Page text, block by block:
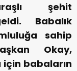
şehit
Babalık
sahip
Okay,
için babaların